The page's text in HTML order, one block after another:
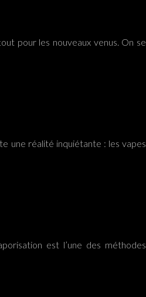
pour les nouveaux venus. On se
une réalité inquiétante : les vapes
est l’une des méthodes